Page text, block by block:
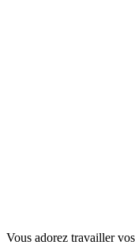
Vous adorez travailler